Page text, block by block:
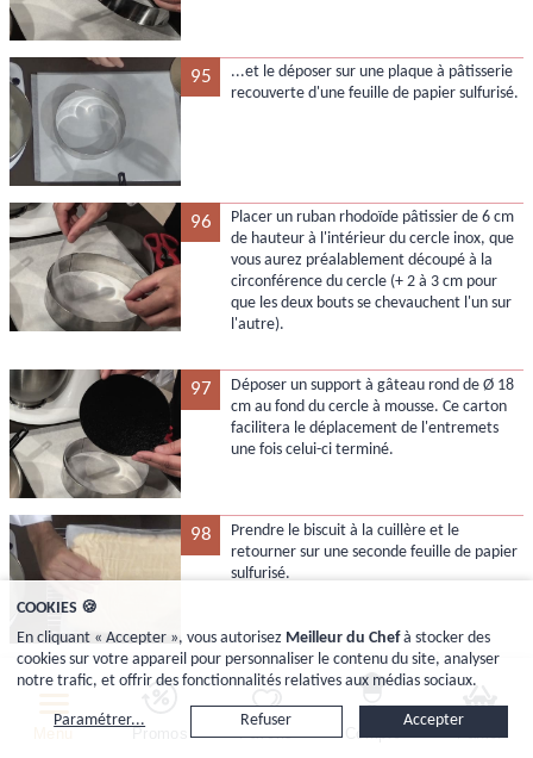
Favoris Compte Panier
95
...et le déposer sur une plaque à pâtisserie
recouverte d'une feuille de papier sulfurisé.
96
Placer un ruban rhodoïde pâtissier de 6 cm
de hauteur à l'intérieur du cercle inox, que
vous aurez préalablement découpé à la
circonférence du cercle (+ 2 à 3 cm pour
que les deux bouts se chevauchent l'un sur
l'autre).
97
Déposer un support à gâteau rond de Ø 18
cm au fond du cercle à mousse. Ce carton
facilitera le déplacement de l'entremets
une fois celui-ci terminé.
98
Prendre le biscuit à la cuillère et le
retourner sur une seconde feuille de papier
sulfurisé.
99
Retirer doucement la feuille de cuisson qui
fois le biscuit refroidi.
COOKIES 🍪
En cliquant « Accepter », vous autorisez Meilleur du Chefà stocker des
cookies sur votre appareil pour personnaliser le contenu du site, analyser
notre trafic, et offrir des fonctionnalités relatives aux médias sociaux.
Accepter
Refuser
Paramétrer...